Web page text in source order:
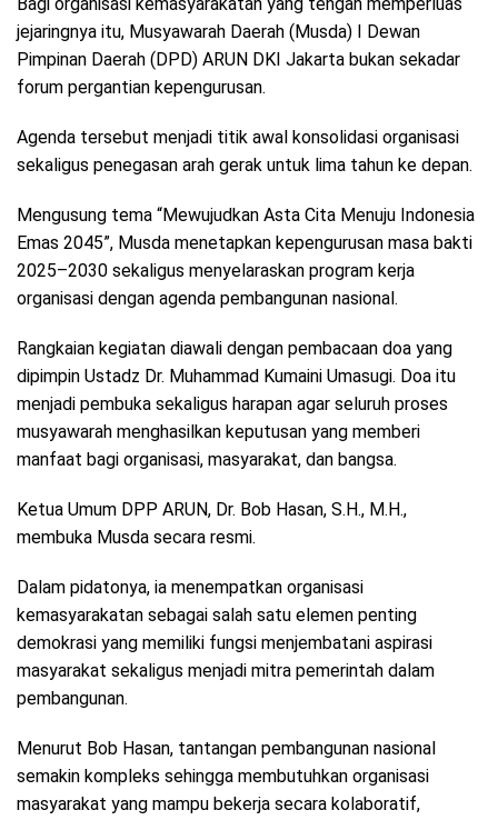
jejaringnya itu, Musyawarah Daerah (Musda) I Dewan
Pimpinan Daerah (DPD) ARUN DKI Jakarta bukan sekadar
forum pergantian kepengurusan.
Agenda tersebut menjadi titik awal konsolidasi organisasi
sekaligus penegasan arah gerak untuk lima tahun ke depan.
Mengusung tema “Mewujudkan Asta Cita Menuju Indonesia
Emas 2045”, Musda menetapkan kepengurusan masa bakti
2025–2030 sekaligus menyelaraskan program kerja
organisasi dengan agenda pembangunan nasional.
Rangkaian kegiatan diawali dengan pembacaan doa yang
dipimpin Ustadz Dr. Muhammad Kumaini Umasugi. Doa itu
menjadi pembuka sekaligus harapan agar seluruh proses
musyawarah menghasilkan keputusan yang memberi
manfaat bagi organisasi, masyarakat, dan bangsa.
Ketua Umum DPP ARUN, Dr. Bob Hasan, S.H., M.H.,
membuka Musda secara resmi.
Dalam pidatonya, ia menempatkan organisasi
kemasyarakatan sebagai salah satu elemen penting
demokrasi yang memiliki fungsi menjembatani aspirasi
masyarakat sekaligus menjadi mitra pemerintah dalam
pembangunan.
Menurut Bob Hasan, tantangan pembangunan nasional
semakin kompleks sehingga membutuhkan organisasi
masyarakat yang mampu bekerja secara kolaboratif,